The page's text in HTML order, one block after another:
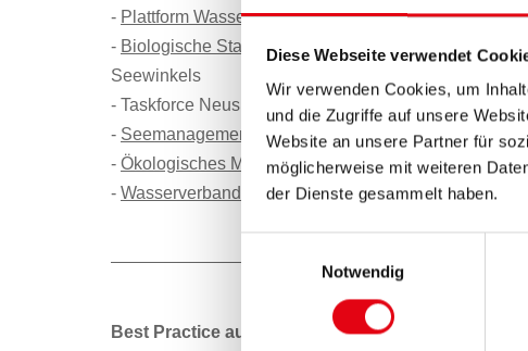
Diese Webseite verwendet
Wir verwenden Cookies, um
und die Zugriffe auf unsere
Website an unsere Partner für
möglicherweise mit weiteren
der Dienste gesammelt haben.
Notwendig
- Plattform Wasser Burgenlandpräsentiert alle
- Biologische Station- u.a. Limnologische Forschung
Seewinkels
- Taskforce Neusiedler See
- Seemanagement Burgenland GmbH
- Ökologisches Musterprojekt des WLV
- Wasserverband Unteres Lafnitztal–ÖKOPROFIT-
Best Practice aus Gemeinden, Vereinen und